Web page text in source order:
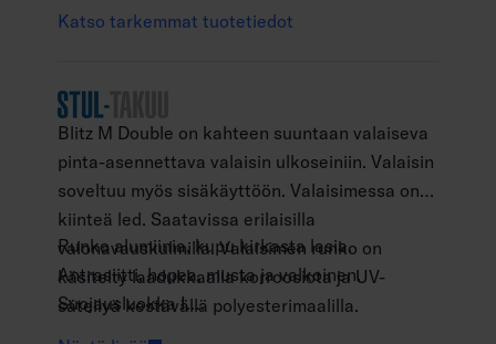
Katso tarkemmat tuotetiedot
Blitz M Double on kahteen suuntaan valaiseva
pinta-asennettava valaisin ulkoseiniin. Valaisin
soveltuu myös sisäkäyttöön. Valaisimessa on
kiinteä led. Saatavissa erilaisilla
valonavauskulmilla. Valaisimen runko on
käsitelty laadukkaalla korroosiota ja UV-
säteilyä kestävällä polyesterimaalilla.
Runko alumiinia, kupu kirkasta lasia.
Antrasiitti, hopea, musta ja valkoinen.
Suojausluokka I.